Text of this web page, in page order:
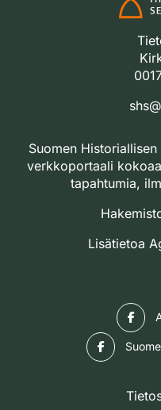
Suomen
verkkoportaali
tapahtumia,
Lisätietoa